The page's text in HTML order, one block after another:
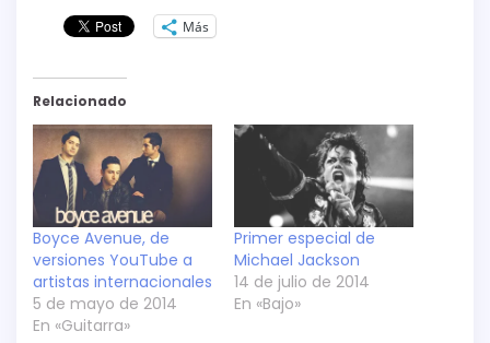
Más
Relacionado
Boyce Avenue, de
versiones YouTube a
artistas internacionales
5 de mayo de 2014
En «Guitarra»
Primer especial de
Michael Jackson
14 de julio de 2014
En «Bajo»